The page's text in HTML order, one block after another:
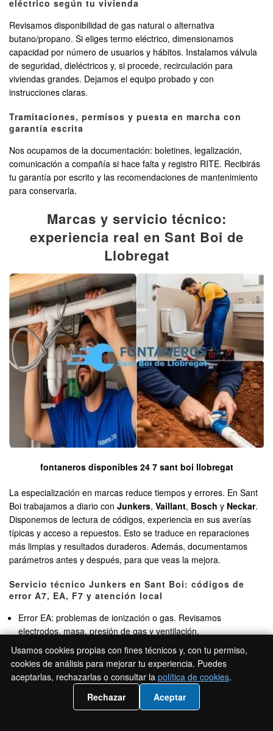
eléctrico según tu vivienda
Revisamos disponibilidad de gas natural o alternativa
butano/propano. Si eliges termo eléctrico, dimensionamos
capacidad por número de usuarios y hábitos. Instalamos válvula
de seguridad, dieléctricos y, si procede, recirculación para
viviendas grandes. Dejamos el equipo probado y con
instrucciones claras.
Tramitaciones, permisos y puesta en marcha con
garantía escrita
Nos ocupamos de la documentación: boletines, legalización,
comunicación a compañía si hace falta y registro RITE. Recibirás
tu garantía por escrito y las recomendaciones de mantenimiento
para conservarla.
Marcas y servicio técnico:
experiencia real en Sant Boi de
Llobregat
fontaneros disponibles 24 7 sant boi llobregat
La especialización en marcas reduce tiempos y errores. En Sant
Boi trabajamos a diario con Junkers, Vaillant, Bosch y Neckar.
Disponemos de lectura de códigos, experiencia en sus averías
típicas y acceso a repuestos. Esto se traduce en reparaciones
más limpias y resultados duraderos. Además, documentamos
parámetros antes y después, para que veas la mejora.
Servicio técnico Junkers en Sant Boi: códigos de
error A7, EA, F7 y atención local
Error EA: problemas de ionización o gas. Revisamos
electrodos, masa, presión de gas y ventilación.
Error A7: sonda NTC defectuosa o cableado. Sustitución y
calibración.
Error F7: ventilación/combustión. Comprobación de presostato,
ventilador y conductos.
Intervenimos con piezas compatibles y ajuste de combustión. En
📲 Llámanos 936 94 07 18
Usamos cookies propias con fines técnicos y, con tu permiso,
cookies de análisis para mejorar tu experiencia. Puedes
aceptarlas, rechazarlas o consultar la política de cookies.
Rechazar
Aceptar